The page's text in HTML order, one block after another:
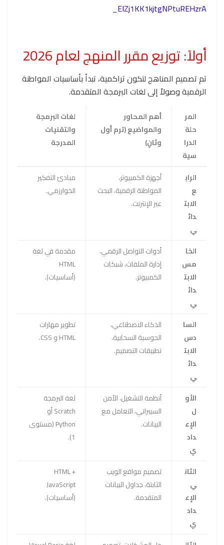
_EIZj1KK1kjtgNPtuREHzrA
أولاً: توزيع مقرر المنهج لعام 2026
تم تصميم المناهج لتكون تراكمية، تبدأ بأساسيات المواطنة
الرقمية وصولاً إلى لغات البرمجة المتقدمة.
المر
حلة
الدرا
سية
أهم المحاور
والمواضيع (ترم أول
وثانٍ)
لغات البرمجة
والتقنيات
المدرجة
الراب
ع
الابت
دائ
ي
أجهزة الكمبيوتر،
المواطنة الرقمية، البحث
عبر الإنترنت.
مبادئ التفكير
الخوارزمي.
الخا
مس
الابت
دائ
ي
أدوات التواصل الرقمي،
إدارة الملفات، شبكات
الكمبيوتر.
مقدمة في لغة
HTML
(أساسيات).
السا
دس
الابت
دائ
ي
الذكاء الاصطناعي،
الحوسبة السحابية،
تطبيقات التصميم.
تطوير مهارات
HTML و CSS.
الأو
ل
الإع
داد
ي
أنظمة التشغيل، الأمن
السيبراني، التعامل مع
البيانات.
لغة البرمجة
Scratch أو
Python (مستوى
1).
الثان
ي
الإع
داد
ي
تصميم مواقع الويب
الثابتة، جداول البيانات
المتقدمة.
HTML +
JavaScript
(أساسيات).